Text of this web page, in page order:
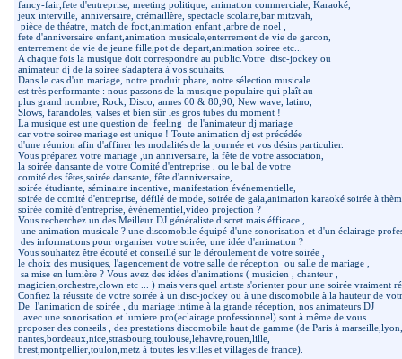
fancy-fair,fete d'entreprise, meeting politique, animation commerciale, Karaoké,
jeux interville, anniversaire, crémaillère, spectacle scolaire,bar mitzvah,
pièce de théatre, match de foot,animation enfant ,arbre de noel ,
fete d'anniversaire enfant,animation musicale,enterrement de vie de garcon,
enterrement de vie de jeune fille,pot de depart,animation soiree etc...
A chaque fois la musique doit correspondre au public.Votre disc-jockey ou
animateur dj de la soiree s'adaptera à vos souhaits.
Dans le cas d'un mariage, notre produit phare, notre sélection musicale
est très performante : nous passons de la musique populaire qui plaît au
plus grand nombre, Rock, Disco, annes 60 & 80,90, New wave, latino,
Slows, farandoles, valses et bien sûr les gros tubes du moment !
La musique est une question de feeling de l'animateur dj mariage
car votre soiree mariage est unique ! Toute animation dj est précédée
d'une réunion afin d'affiner les modalités de la journée et vos désirs particulier.
Vous préparez votre mariage ,un anniversaire, la fête de votre association,
la soirée dansante de votre Comité d'entreprise , ou le bal de votre
comité des fêtes,soirée dansante, fête d'anniversaire,
soirée étudiante, séminaire incentive, manifestation événementielle,
soirée de comité d'entreprise, défilé de mode, soirée de gala,animation karaoké soirée à
soirée comité d'entreprise, événementiel,video projection ?
Vous recherchez un des Meilleur DJ généraliste discret mais éfficace ,
une animation musicale ? une discomobile équipé d'une sonorisation et d'un éclairage
des informations pour organiser votre soirée, une idée d'animation ?
Vous souhaitez être écouté et conseillé sur le déroulement de votre soirée ,
le choix des musiques, l'agencement de votre salle de réception ou salle de mariage ,
sa mise en lumière ? Vous avez des idées d'animations ( musicien , chanteur ,
magicien,orchestre,clown etc ... ) mais vers quel artiste s'orienter pour une soirée vraiment
Confiez la réussite de votre soirée à un disc-jockey ou à une discomobile à la hauteur de
De l'animation de soirée , du mariage intime à la grande réception, nos animateurs DJ
avec une sonorisation et lumiere pro(eclairage professionnel) sont à même de vous
proposer des conseils , des prestations discomobile haut de gamme (de Paris à marseille,lyon,
nantes,bordeaux,nice,strasbourg,toulouse,lehavre,rouen,lille,
brest,montpellier,toulon,metz à toutes les villes et villages de france).